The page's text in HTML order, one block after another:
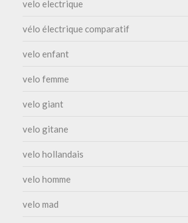
velo electrique
vélo électrique comparatif
velo enfant
velo femme
velo giant
velo gitane
velo hollandais
velo homme
velo mad